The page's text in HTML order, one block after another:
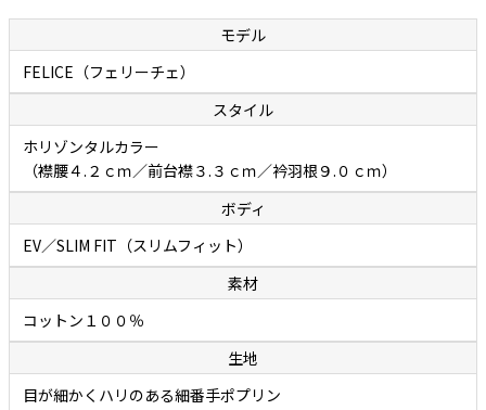
最高品質のコットン素材を原料にした細番手糸（双糸）で織られたポ
プリンは、 薄っすら光沢を帯びていて高級感があってシルクのような
滑らかな肌触りになります。 通常、細番手糸で織られたシャツ生地は
ただやわらかいだけというものが多いですが、 ボレッリが使用する生
地は、糸のテンションが強く生地にハリがあるため、 一日中着ていて
もシワになりにくく耐久性があって長持ちすることが特徴です。 この
独特の生地感は、英国王室御用達のトーマスメイソンの生地特有のも
のです。デザインはブルーとホワイトで構成された細かなギンガムチ
ェック。カジュアルになりすぎることなく、幅広いコーディネートに
取り入れやすい一枚です。
余談ですが、ボレッリのドレスシャツに使用されている生地は、すべ
てイタリアの 三大シャツ生地メーカーのひとつ、ALBINI（アルビニ
社）の生地になります。 シャツ生地に詳しい方でしたらすでにお気づ
きだと思いますが、ボレッリが使用しているのは アルビニネームの生
モデル
FELICE（フェリーチェ）
スタイル
ホリゾンタルカラー
（襟腰４.２ｃｍ／前台襟３.３ｃｍ／衿羽根９.０ｃｍ）
ボディ
EV／SLIM FIT（スリムフィット）
素材
コットン１００％
生地
目が細かくハリのある細番手ポプリン